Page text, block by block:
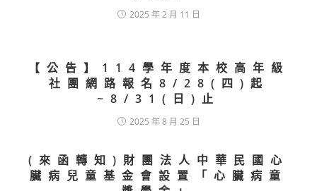
2025 年 2 月 11 日
【公告】114學年度本校高年級
社團網路報名8/28(四)起
~8/31(日)止
2025 年 8 月 25 日
(來函轉知)財團法人中華民國心
臟病兒童基金會設置「心臟病童